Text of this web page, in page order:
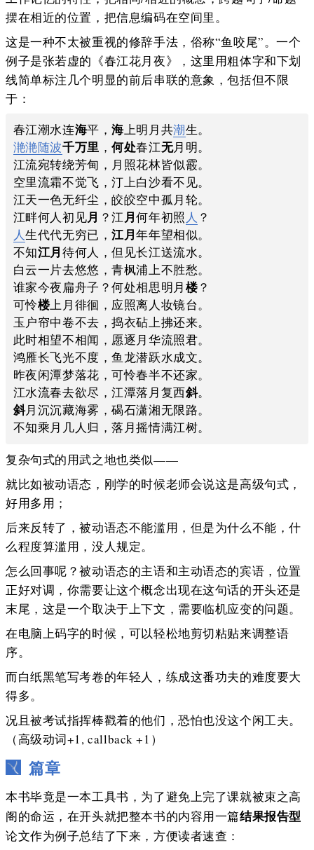
摆在相近的位置，把信息编码在空间里。
这是一种不太被重视的修辞手法，俗称“鱼咬尾”。一个
例子是张若虚的《春江花月夜》，这里用粗体字和下划
线简单标注几个明显的前后串联的意象，包括但不限
于：
春江潮水连海平，海上明月共潮
滟滟随波千万里 ，何处春江无月明。
江流宛转绕芳甸，月照花林皆似霰。
空里流霜不觉飞，汀上白沙看不见。
江天一色无纤尘，皎皎空中孤月轮。
江畔何人初见月 ？江月何年初照 人
人生代代无穷已，江月年年望相似。
不知江月 待何人，但见长江送流水。
白云一片去悠悠，青枫浦上不胜愁。
谁家今夜扁舟子？何处相思明月 楼？
可怜楼上月徘徊，应照离人妆镜台。
玉户帘中卷不去，捣衣砧上拂还来。
此时相望不相闻，愿逐月华流照君。
鸿雁长飞光不度，鱼龙潜跃水成文。
昨夜闲潭梦落花，可怜春半不还家。
江水流春去欲尽，江潭落月复西斜
斜月沉沉藏海雾，碣石潇湘无限路。
复杂句式的用武之地也类似——
就比如被动语态，刚学的时候老师会说这是高级句式，
好用多用；
后来反转了，被动语态不能滥用，但是为什么不能，什
么程度算滥用，没人规定。
怎么回事呢？被动语态的主语和主动语态的宾语，位置
正好对调，你需要让这个概念出现在这句话的开头还是
末尾，这是一个取决于上下文，需要临机应变的问题。
在电脑上码字的时候，可以轻松地剪切粘贴来调整语
序。
而白纸黑笔写考卷的年轻人，练成这番功夫的难度要大
得多。
况且被考试指挥棒戳着的他们，恐怕也没这个闲工夫。
（高级动词+1, callback +1）
篇章
本书毕竟是一本工具书，为了避免上完了课就被束之高
阁的命运，在开头就把整本书的内容用一篇结果报告型
论文作为例子总结了下来，方便读者速查：